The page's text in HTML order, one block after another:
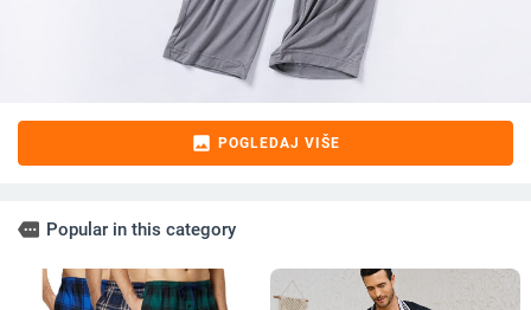
image POGLEDAJ VIŠE
more Popular in this category